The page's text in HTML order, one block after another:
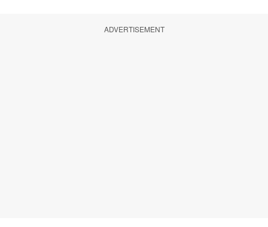
ADVERTISEMENT